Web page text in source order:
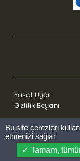
Yasal Uyarı
Gizlilik Beyanı
© 2025 Greenlife.
Website by:
Bu site çerezleri
etmenizi sağlar
Tamam,